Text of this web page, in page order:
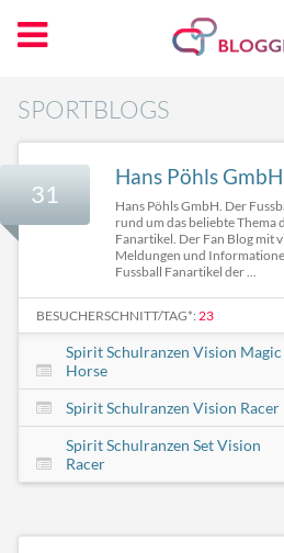
SPORTBLOGS
31
Hans Pöhls GmbH
Hans Pöhls GmbH. Der
rund um das beliebte Thema
Fanartikel. Der Fan Blog mit
Meldungen und
Fussball Fanartikel der ...
BESUCHERSCHNITT/TAG*: 23
Spirit Schulranzen Vision Magic
Horse
Spirit Schulranzen Vision Racer
Spirit Schulranzen Set Vision
Racer